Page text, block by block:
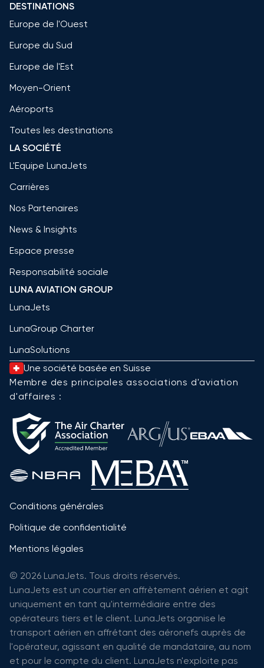
DESTINATIONS
Europe de l'Ouest
Europe du Sud
Europe de l'Est
Moyen-Orient
Aéroports
Toutes les destinations
LA SOCIÉTÉ
L'Equipe LunaJets
Carrières
Nos Partenaires
News & Insights
Espace presse
Responsabilité sociale
LUNA AVIATION GROUP
LunaJets
LunaGroup Charter
LunaSolutions
Une société basée en Suisse
Membre des principales associations d'aviation
d'affaires :
Conditions générales
Politique de confidentialité
Mentions légales
© 2026 LunaJets. Tous droits réservés.
LunaJets est un courtier en affrètement aérien et agit
uniquement en tant qu'intermédiaire entre des
opérateurs tiers et le client. LunaJets organise le
transport aérien en affrétant des aéronefs auprès de
l'opérateur, agissant en qualité de mandataire, au nom
et pour le compte du client. LunaJets n'exploite pas